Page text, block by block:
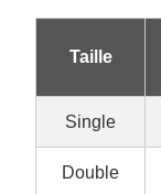
Taille
Single
Double